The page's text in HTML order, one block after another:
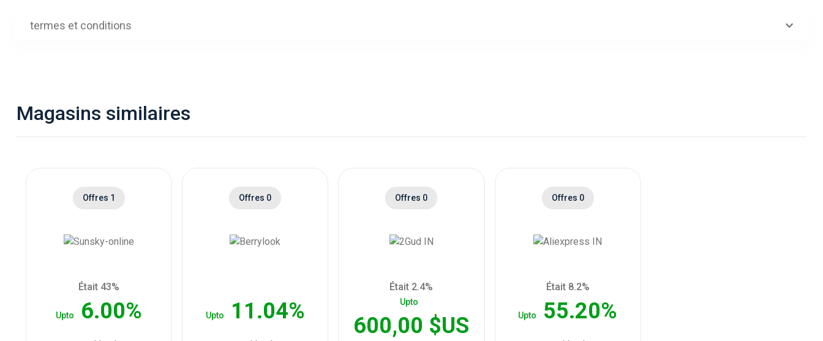
termes et conditions
Magasins similaires
Offres 1
Était 43%
Upto 6.00%
Offres 0
Upto 11.04%
Offres 0
Était 2.4%
Upto
600,00 $US
Offres 0
Était 8.2%
Upto 55.20%